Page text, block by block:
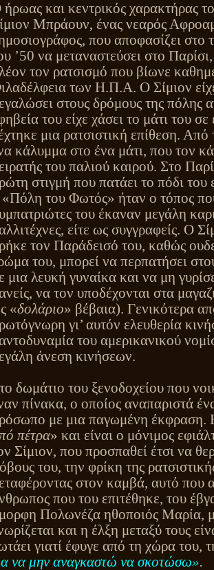
και κεντρικός χαρακτήρας
Μπράουν, ένας νεαρός
που αποφασίζει στο
’50 να μεταναστεύσει στο
τον ρατσισμό που βίωνε
των Η.Π.Α. Ο Σίμιον
στους δρόμους της πόλης
του είχε χάσει το μάτι του
μια ρατσιστική επίθεση.
κάλυμμα στο ένα μάτι, που τον
του παλιού καιρού. Στο
στιγμή που πατάει το πόδι του
του Φωτός» ήταν ο τόπος
του έκαναν μεγάλη
είτε ως συγγραφείς. Ο
τον Παράδεισό του, καθώς
του, μπορεί να περπατήσει
μια λευκή γυναίκα και να μη
να τον υποδέχονται στα
«δολάριο» βέβαια). Γενικότερα
γι’ αυτόν ελευθερία
του αμερικανικού
άνεση κινήσεων.
δωμάτιο του ξενοδοχείου που
πίνακα, ο οποίος αναπαριστά
με μια παγωμένη έκφραση.
πέτρα» και είναι ο μόνιμος
Σίμιον, που προσπαθεί έτσι να
του, την φρίκη της
στον καμβά, αυτό που
που του επιτέθηκε, του
Πολωνέζα ηθοποιός Μαρία,
και η έλξη μεταξύ τους
γιατί έφυγε από τη χώρα του,
να μην αναγκαστώ να σκοτώσω».